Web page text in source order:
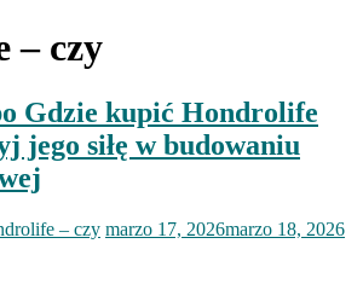
– czy
Gdzie kupić Hondrolife
jego siłę w budowaniu
– czy marzo 17, 2026marzo 18, 2026